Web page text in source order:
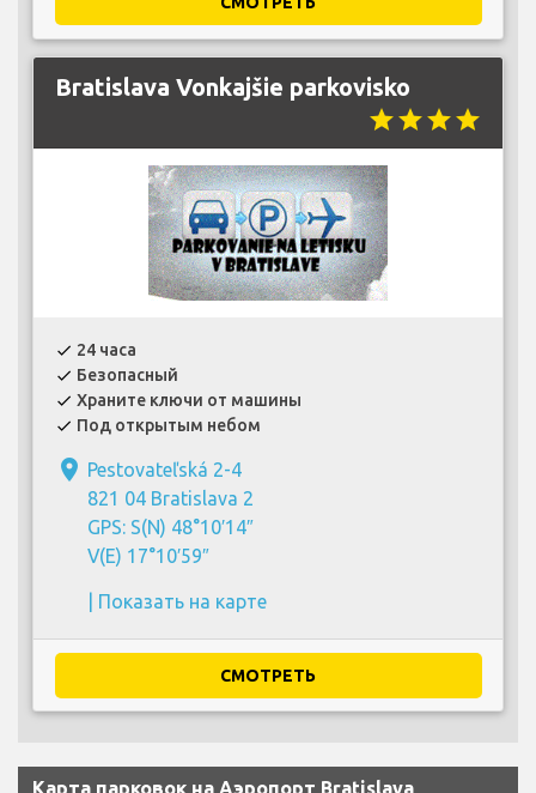
Bratislava Vonkajšie parkovisko
starstarstarstar
check 24 часа
check Безопасный
check Храните ключи от машины
check Под открытым небом
place Pestovateľská 2-4
821 04 Bratislava 2
GPS: S(N) 48°10′14″
V(E) 17°10′59″
Показать на карте
СМОТРЕТЬ